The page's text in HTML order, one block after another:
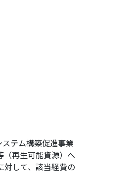
テム構築促進事業
（再生可能資源）へ
対して、該当経費の